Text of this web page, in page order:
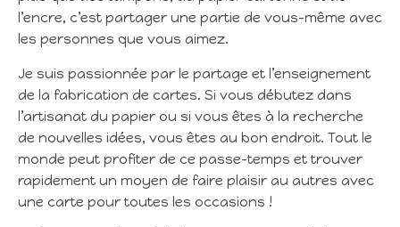
l’encre, c’est partager une partie de vous-même avec
les personnes que vous aimez.
Je suis passionnée par le partage et l’enseignement
de la fabrication de cartes. Si vous débutez dans
l’artisanat du papier ou si vous êtes à la recherche
de nouvelles idées, vous êtes au bon endroit. Tout le
monde peut profiter de ce passe-temps et trouver
rapidement un moyen de faire plaisir au autres avec
une carte pour toutes les occasions !